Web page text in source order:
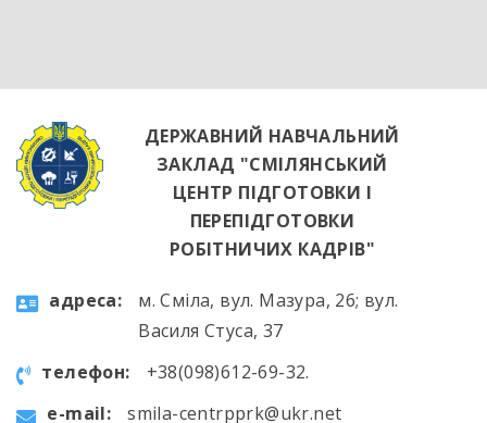
висококваліфікованих майбутніх фахівцях. […]
ДЕРЖАВНИЙ НАВЧАЛЬНИЙ
ЗАКЛАД "СМІЛЯНСЬКИЙ
ЦЕНТР ПІДГОТОВКИ І
ПЕРЕПІДГОТОВКИ
РОБІТНИЧИХ КАДРІВ"
aдресa:
м. Сміла, вул. Мазура, 26; вул.
Василя Стуса, 37
телефон:
+38(098)612-69-32.
e-mail:
smila-centrpprk@ukr.net